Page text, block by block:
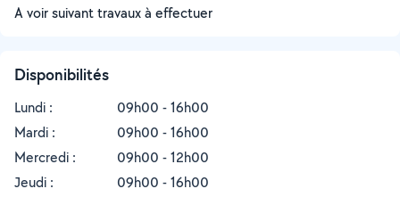
A voir suivant travaux à effectuer
Disponibilités
Lundi :
09h00 - 16h00
Mardi :
09h00 - 16h00
Mercredi :
09h00 - 12h00
Jeudi :
09h00 - 16h00